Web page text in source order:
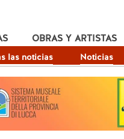
las noticias Noticias
OBRAS Y ARTISTAS